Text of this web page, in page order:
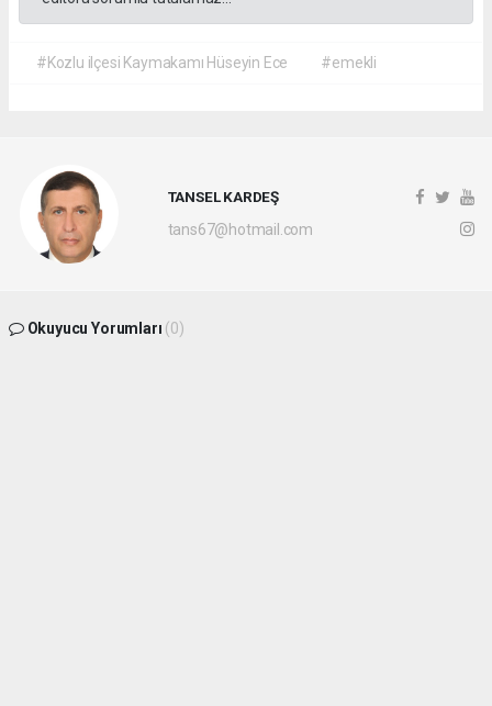
#Kozlu ilçesi Kaymakamı Hüseyin Ece #emekli
TANSEL KARDEŞ
tans67@hotmail.com
Okuyucu Yorumları (0)